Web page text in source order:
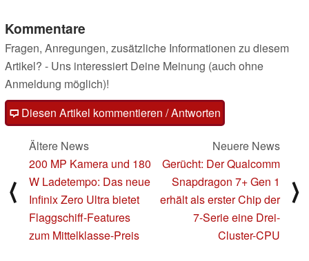
Kommentare
Fragen, Anregungen, zusätzliche Informationen zu diesem
Artikel? - Uns interessiert Deine Meinung (auch ohne
Anmeldung möglich)!
Diesen Artikel kommentieren / Antworten
⟨
Ältere News
200 MP Kamera und 180
W Ladetempo: Das neue
Infinix Zero Ultra bietet
Flaggschiff-Features
zum Mittelklasse-Preis
Neuere News
Gerücht: Der Qualcomm
Snapdragon 7+ Gen 1
erhält als erster Chip der
7-Serie eine Drei-
Cluster-CPU
⟩